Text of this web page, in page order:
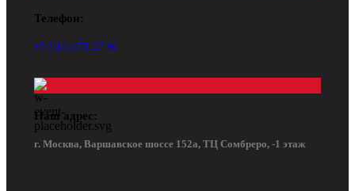
Телефон:
+7 (916) 078-27-90
Наш адрес:
г. Москва, Варшавское шоссе 152а, ТЦ Сомбреро, -1 этаж